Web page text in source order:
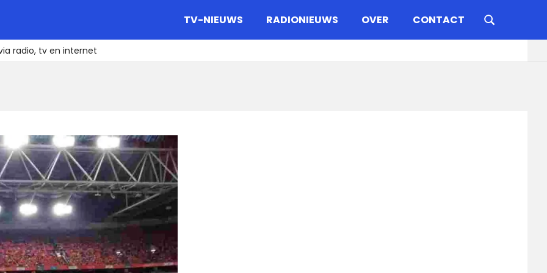
TV-NIEUWS RADIONIEUWS OVER CONTACT
radio, tv en internet